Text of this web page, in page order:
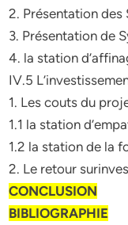
2. Présentation des
3. Présentation de
4. la station
IV.5
1. Les couts du
1.1 la station
1.2 la station de la
2. Le retour
CONCLUSION
BIBLIOGRAPHIE